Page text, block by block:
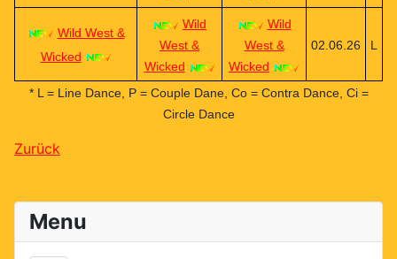
Menu
Wild West &
Wicked
Wild
West &
Wicked
Wild
West &
Wicked
02.06.26 L
* L = Line Dance, P = Couple Dane, Co = Contra Dance, Ci =
Circle Dance
Zurück